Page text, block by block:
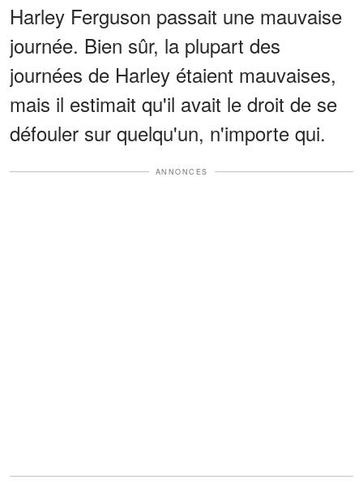
Harley Ferguson passait une mauvaise
journée. Bien sûr, la plupart des
journées de Harley étaient mauvaises,
mais il estimait qu'il avait le droit de se
défouler sur quelqu'un, n'importe qui.
ANNONCES